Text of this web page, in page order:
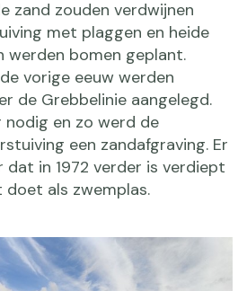
zand zouden verdwijnen
met plaggen en heide
werden bomen geplant.
vorige eeuw werden
de Grebbelinie aangelegd.
nodig en zo werd de
een zandafgraving. Er
in 1972 verder is verdiept
doet als zwemplas.